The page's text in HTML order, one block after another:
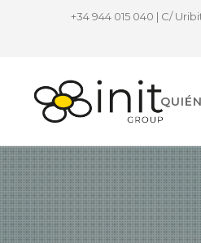
+34 944 015 040 | C/